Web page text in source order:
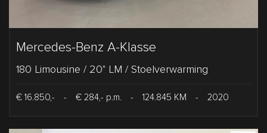
Mercedes-Benz A-Klasse
180 Limousine / 20" LM / Stoelverwarming
€ 16.850,- - € 284,- p.m. - 124.845 KM - 2020